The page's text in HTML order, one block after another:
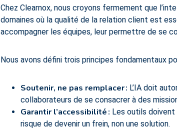
Chez Clearnox, nous croyons fermement que
domaines où la qualité de la relation client est
accompagner les équipes, leur permettre de se
Nous avons défini trois principes fondamentaux
Soutenir, ne pas remplacer: L’IA doit
collaborateurs de se consacrer à des
Garantir l’accessibilité: Les outils
risque de devenir un frein, non une solution.